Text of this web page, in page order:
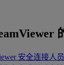
安全连接人